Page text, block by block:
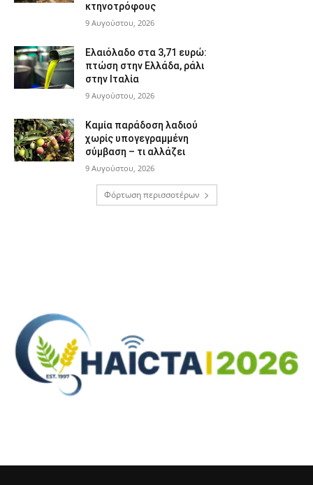
κτηνοτρόφους
9 Αυγούστου, 2026
Ελαιόλαδο στα 3,71 ευρώ:
πτώση στην Ελλάδα, ράλι
στην Ιταλία
9 Αυγούστου, 2026
Καμία παράδοση λαδιού
χωρίς υπογεγραμμένη
σύμβαση – τι αλλάζει
9 Αυγούστου, 2026
Φόρτωση περισσοτέρων